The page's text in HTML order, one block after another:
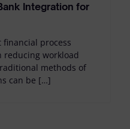
Integration for
financial process
reducing workload
methods of
can be […]